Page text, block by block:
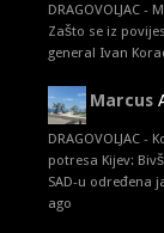
DRAGOVOLJAC -
Zašto se iz
general Ivan
Marcus
DRAGOVOLJAC -
potresa Kijev:
SAD-u određena
ago